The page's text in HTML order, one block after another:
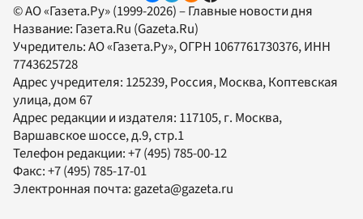
© АО «Газета.Ру» (1999-2026) – Главные новости дня
Название: Газета.Ru (Gazeta.Ru)
Учредитель:АО «Газета.Ру», ОГРН 1067761730376, ИНН
7743625728
Адрес учредителя: 125239, Россия, Москва, Коптевская
улица, дом 67
Адрес редакции и издателя: 117105, г. Москва,
Варшавское шоссе, д.9, стр.1
Телефон редакции:+7 (495) 785-00-12
Факс:+7 (495) 785-17-01
Электронная почта:gazeta@gazeta.ru